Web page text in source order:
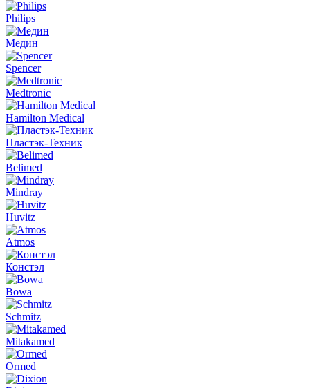
Philips
Медин
Spencer
Medtronic
Hamilton Medical
Пластэк-Техник
Belimed
Mindray
Huvitz
Atmos
Констэл
Bowa
Schmitz
Mitakamed
Ormed